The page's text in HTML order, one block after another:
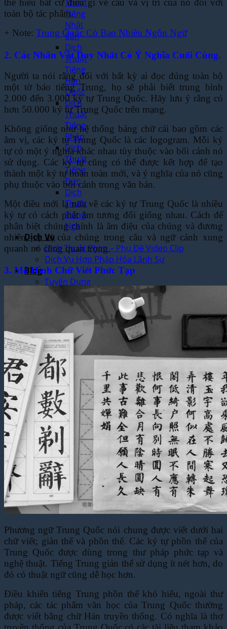
Thuật
Tiếng
Nhật
Bản
Dịch
Thuật
Tiếng
Hàn
Quốc
Dịch
Thuật
Tiếng
Pháp
Dịch
Thuật
Tiếng
Đức
Dịch
Thuật
Tiếng
Nga
Dịch Vụ
Dịch Thuật Phim – Phụ Đề Video Clip
Dịch Vụ Hợp Pháp Hóa Lãnh Sự
Blog
Tuyển Dụng
Chia Sẻ Kinh Nghiệm
Góc Tự Học
Mẫu Dịch Thuật
Dịch Thuật Vì Cộng Đồng
Liên Hệ & Thanh toán
thể hiểu bất cứ điều gì về câu và vị trí của nó đối với
toàn bộ tác phẩm.
+ Note: Trung Quốc Có Bao Nhiêu Ngôn Ngữ
2. Các Nhân Vật Duy Nhất Có Ý Nghĩa Cuối Cùng.
Người ta nói rằng đối với bất kỳ ai đọc đúng toàn bộ
một tờ báo tiếng Trung, họ sẽ phải biết trung bình
2.000 đến 3.000 ký tự Trung Quốc. Hãy lưu ý rằng có
hơn 50.000 ký tự Trung Quốc trên mạng.
Không giống như hệ thống bảng chữ cái bao gồm các
âm vị, các ký tự Trung Quốc là các logogram. Mỗi ký
tự có một ý nghĩa khác nhau tùy thuộc vào bối cảnh nó
sử dụng. Các ký tự cũng có thể được kết hợp để tạo
thành một ký tự hoàn toàn mới, và ý nghĩa của nó cũng
phụ thuộc vào bối cảnh trong văn bản.
Một điều mới lạ nữa về các ký tự Trung Quốc là nhiều
ký tự có cách phát âm tương đối giống nhau. Cách để
phân biệt chúng chính là âm điệu của chúng và đương
nhiên, vị trí của chúng trong câu và ngữ cảnh xung
quanh nó cũng quan trọng.
3. Mô Hình Chữ Viết Phức Tạp
Phương ngữ Trung Quốc nói chung được viết dưới hai
chữ viết; giản thể và phồn thể. Các ký tự phồn thể của
Trung Quốc được dùng trong thư pháp phức tạp và
nghệ thuật. Tiếng Trung giản thể sử dụng ít nét hơn, do
đó có thuật ngữ cũng dễ học hơn.
Điều khiến tiếng Trung phồn thể khó hiểu, ngoài thư
pháp, các tác phẩm văn học của Trung Quốc thường
được viết bằng chữ Hán truyền thống. Có nghĩa là thơ